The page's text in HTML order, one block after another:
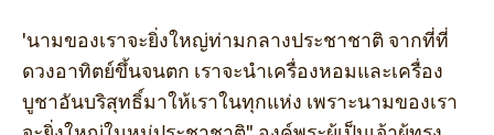
'นามของเราจะยิ่งใหญ่ท่ามกลางประชาชาติ จากที่ที่
ดวงอาทิตย์ขึ้นจนตก เราจะนำเครื่องหอมและเครื่อง
บูชาอันบริสุทธิ์มาให้เราในทุกแห่ง เพราะนามของเรา